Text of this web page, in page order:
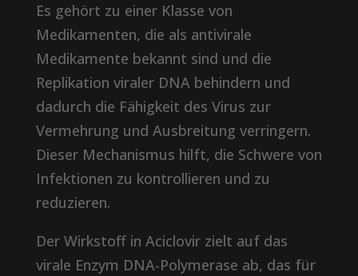
Es gehört zu einer Klasse von
Medikamenten, die als antivirale
Medikamente bekannt sind und die
Replikation viraler DNA behindern und
dadurch die Fähigkeit des Virus zur
Vermehrung und Ausbreitung verringern.
Dieser Mechanismus hilft, die Schwere von
Infektionen zu kontrollieren und zu
reduzieren.
Der Wirkstoff in Aciclovir zielt auf das
virale Enzym DNA-Polymerase ab, das für